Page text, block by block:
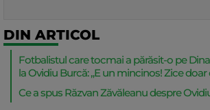
DIN ARTICOL
Fotbalistul care tocmai a părăsit-o pe
la Ovidiu Burcă: „E un mincinos! Zice doar
Ce a spus Răzvan Zăvăleanu despre